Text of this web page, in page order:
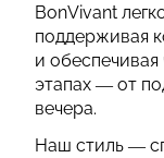
BonVivant
поддерживая
и
этапах — от
вечера.
Наш стиль —